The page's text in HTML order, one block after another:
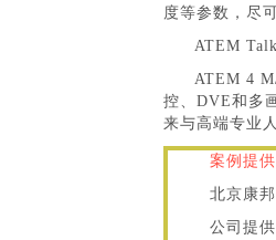
度等参数，尽
ATEM
ATEM 4
控、DVE和多
来与高端专业
案例提供
北京康
公司提